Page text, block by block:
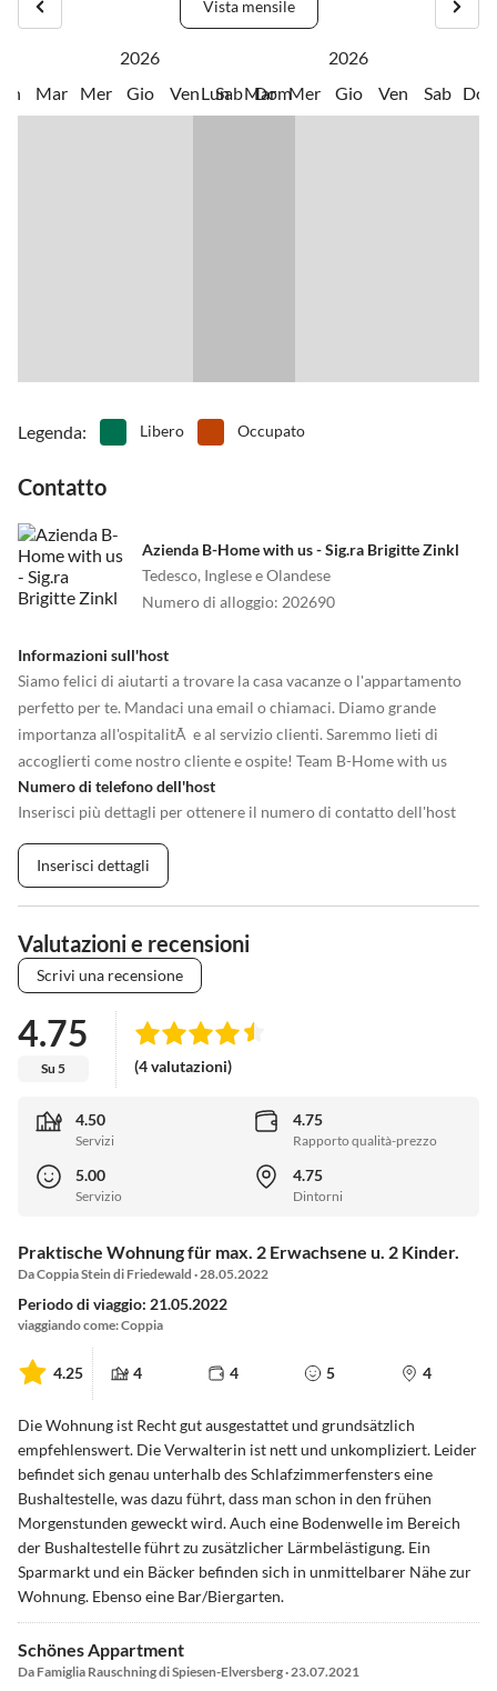
• Piscina avventurosa
• Tennis
supermercato, terrazze e vari ristoranti di qualitÃ .
Vista mensile
2026
Mar Mer Gio Ven Sab Dom
2026
Lun
Mar Mer Gio Ven Sab
Legenda: Libero Occupato
Contatto
Azienda B-Home with us - Sig.ra Brigitte Zinkl
Tedesco, Inglese e Olandese
Numero di alloggio: 202690
Informazioni sull'host
Siamo felici di aiutarti a trovare la casa vacanze o l'appartamento
perfetto per te. Mandaci una email o chiamaci. Diamo grande
importanza all'ospitalitÃ e al servizio clienti. Saremmo lieti di
accoglierti come nostro cliente e ospite! Team B-Home with us
Numero di telefono dell'host
Inserisci più dettagli per ottenere il numero di contatto dell'host
Inserisci dettagli
Valutazioni e recensioni
Scrivi una recensione
4.75
Su 5 (4 valutazioni)
4.50
Servizi
4.75
Rapporto qualità-prezzo
5.00
Servizio
4.75
Dintorni
Praktische Wohnung für max. 2 Erwachsene u. 2 Kinder.
Da Coppia Stein di Friedewald · 28.05.2022
Periodo di viaggio: 21.05.2022
viaggiando come: Coppia
4.25 4 4 5 4
Die Wohnung ist Recht gut ausgestattet und grundsätzlich
empfehlenswert. Die Verwalterin ist nett und unkompliziert. Leider
befindet sich genau unterhalb des Schlafzimmerfensters eine
Bushaltestelle, was dazu führt, dass man schon in den frühen
Morgenstunden geweckt wird. Auch eine Bodenwelle im Bereich
der Bushaltestelle führt zu zusätzlicher Lärmbelästigung. Ein
Sparmarkt und ein Bäcker befinden sich in unmittelbarer Nähe zur
Wohnung. Ebenso eine Bar/Biergarten.
Schönes Appartment
Da Famiglia Rauschning di Spiesen-Elversberg · 23.07.2021